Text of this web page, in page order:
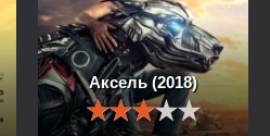
Аксель (2018)